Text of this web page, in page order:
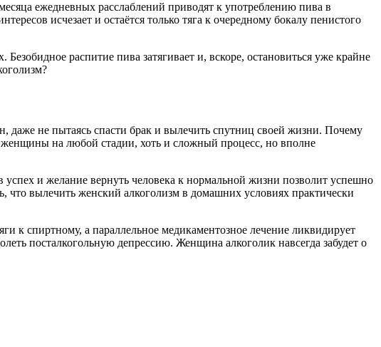
ежедневных расслаблений приводят к употреблению пива в
исчезает и остаётся только тяга к очередному бокалу пенистого
распитие пива затягивает и, вскоре, остановиться уже крайне
не пытаясь спасти брак и вылечить спутниц своей жизни. Почему
женщины на любой стадии, хоть и сложный процесс, но вполне
успех и желание вернуть человека к нормальной жизни позволит успешно
что вылечить женский алкоголизм в домашних условиях практически
к спиртному, а параллельное медикаментозное лечение ликвидирует
посталкогольную депрессию. Женщина алкоголик навсегда забудет о